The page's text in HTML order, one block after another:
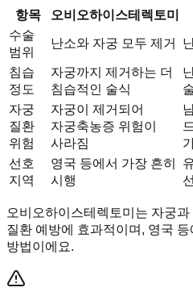
항목 오비오하이스테렉토미
수술
범위
난소와 자궁 모두 제거
침습
정도
자궁까지 제거하는 더
침습적인 술식
자궁
질환
위험
자궁이 제거되어
자궁축농증 위험이
사라짐
선호
지역
영국 등에서 가장 흔히
시행
오비오하이스테렉토미는 자궁
질환 예방에 효과적이며, 영국
방법이에요.